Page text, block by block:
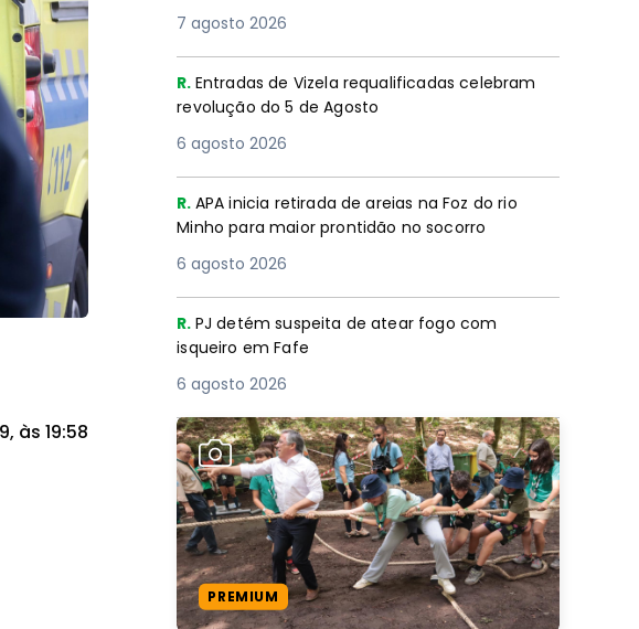
às 19:58
7 agosto 2026
R. Entradas de Vizela requalificadas celebram
revolução do 5 de Agosto
6 agosto 2026
R. APA inicia retirada de areias na Foz do rio
Minho para maior prontidão no socorro
6 agosto 2026
R. PJ detém suspeita de atear fogo com
isqueiro em Fafe
6 agosto 2026
PREMIUM